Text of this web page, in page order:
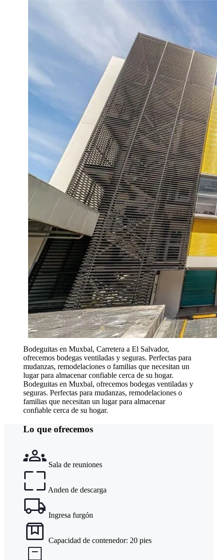
Bodeguitas en Muxbal, Carretera a El Salvador,
ofrecemos bodegas ventiladas y seguras. Perfectas para
mudanzas, remodelaciones o familias que necesitan un
lugar para almacenar confiable cerca de su hogar.
Bodeguitas en Muxbal, ofrecemos bodegas ventiladas y
seguras. Perfectas para mudanzas, remodelaciones o
familias que necesitan un lugar para almacenar
confiable cerca de su hogar.
Lo que ofrecemos
Sala de reuniones
Anden de descarga
Ingresa furgón
Capacidad de contenedor: 20 pies